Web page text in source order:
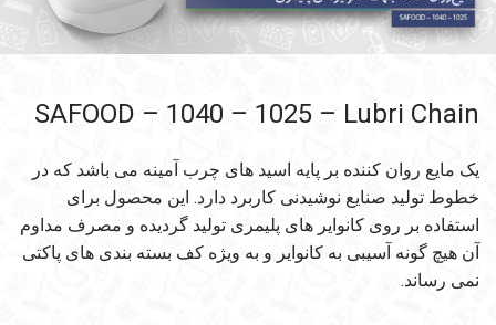
SAFOOD – 1040 – 1025 – Lubri Chain
یک مایع روان کننده بر پایه اسید های چرب آمینه می باشد که در
خطوط تولید صنایع نوشیدنی کاربرد دارد. این محصول برای
استفاده بر روی کانوایر های پلیمری تولید گردیده و مصرف مداوم
آن هیچ گونه آسیبی به کانوایر و به ویژه کف بسته بندی های پاکتی
نمی رساند.